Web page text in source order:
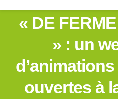
« DE
» : un
ouvertes à